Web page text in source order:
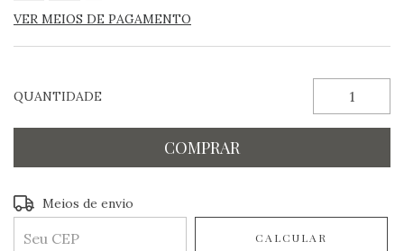
VER MEIOS DE PAGAMENTO
QUANTIDADE
Entregas para o CEP:
Meios de envio
CALCULAR